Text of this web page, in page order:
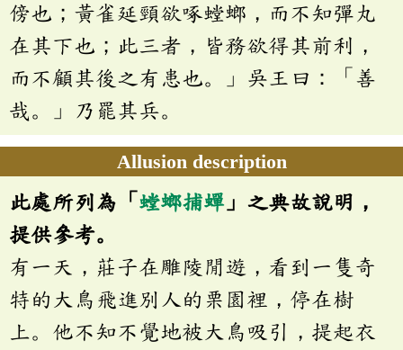
傍也；黃雀延頸欲啄螳螂，而不知彈丸
在其下也；此三者，皆務欲得其前利，
而不顧其後之有患也。」吳王曰：「善
哉。」乃罷其兵。
Allusion description
此處所列為「 螳螂捕蟬 」之典故說明，
提供參考。
有一天，莊子在雕陵閒遊，看到一隻奇
特的大鳥飛進別人的栗園裡，停在樹
上。他不知不覺地被大鳥吸引，提起衣